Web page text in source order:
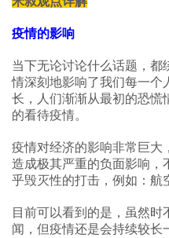
疫情的影响
当下无论讨论什么话题，都
情深刻地影响了我们每一个
长，人们渐渐从最初的恐慌
的看待疫情。
疫情对经济的影响非常巨大
造成极其严重的负面影响，
乎毁灭性的打击，例如：航
目前可以看到的是，虽然
闻，但疫情还是会持续较长